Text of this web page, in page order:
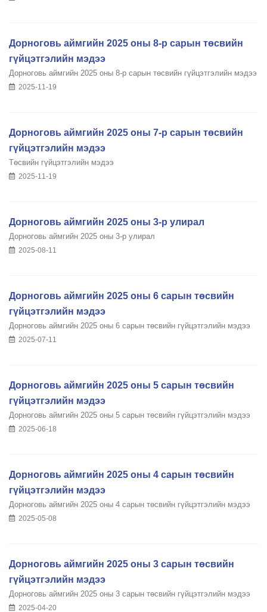
Дорноговь аймгийн 2025 оны 8-р сарын төсвийн
гүйцэтгэлийн мэдээ
Дорноговь аймгийн 2025 оны 8-р сарын төсвийн гүйцэтгэлийн мэдээ
2025-11-19
Дорноговь аймгийн 2025 оны 7-р сарын төсвийн
гүйцэтгэлийн мэдээ
Төсвийн гүйцэтгэлийн мэдээ
2025-11-19
Дорноговь аймгийн 2025 оны 3-р улирал
Дорноговь аймгийн 2025 оны 3-р улирал
2025-08-11
Дорноговь аймгийн 2025 оны 6 сарын төсвийн
гүйцэтгэлийн мэдээ
Дорноговь аймгийн 2025 оны 6 сарын төсвийн гүйцэтгэлийн мэдээ
2025-07-11
Дорноговь аймгийн 2025 оны 5 сарын төсвийн
гүйцэтгэлийн мэдээ
Дорноговь аймгийн 2025 оны 5 сарын төсвийн гүйцэтгэлийн мэдээ
2025-06-18
Дорноговь аймгийн 2025 оны 4 сарын төсвийн
гүйцэтгэлийн мэдээ
Дорноговь аймгийн 2025 оны 4 сарын төсвийн гүйцэтгэлийн мэдээ
2025-05-08
Дорноговь аймгийн 2025 оны 3 сарын төсвийн
гүйцэтгэлийн мэдээ
Дорноговь аймгийн 2025 оны 3 сарын төсвийн гүйцэтгэлийн мэдээ
2025-04-20